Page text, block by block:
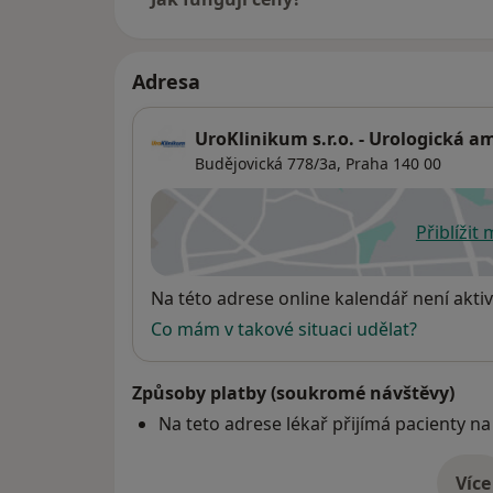
Je členem České urologické společnosti a
(Euopean Association of Urology).
kongresů a seminářů.
Adresa
UroKlinikum s.r.o. - Urologická
Budějovická 778/3a, Praha 140 00
Přiblížit
Dostupnost
Na této adrese online kalendář není
Co mám v takové situaci udělat?
Způsoby platby (soukromé návštěvy)
Na teto adrese lékař přijímá pacienty
Více